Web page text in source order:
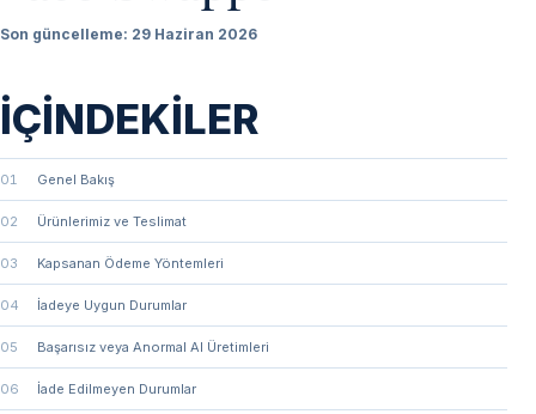
Son güncelleme: 29 Haziran 2026
İÇINDEKILER
01 Genel Bakış
02 Ürünlerimiz ve Teslimat
03 Kapsanan Ödeme Yöntemleri
04 İadeye Uygun Durumlar
05 Başarısız veya Anormal AI Üretimleri
06 İade Edilmeyen Durumlar